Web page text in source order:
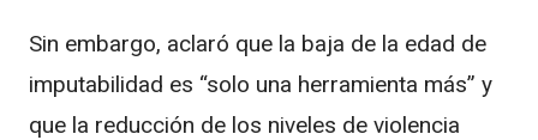
Sin embargo, aclaró que la baja de la edad de
imputabilidad es “solo una herramienta más” y
que la reducción de los niveles de violencia